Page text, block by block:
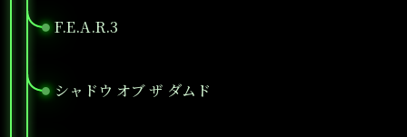
F.E.A.R.3
●
シャドウ オブ ザ ダムド
●